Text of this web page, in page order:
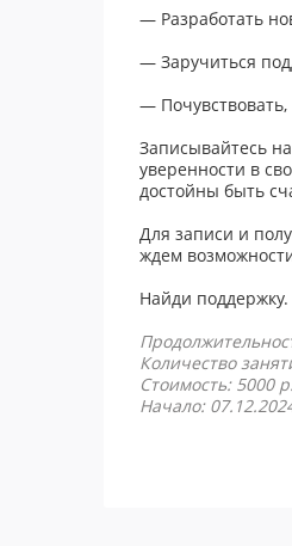
— Разработать
— Заручиться
—
Записывайтесь
уверенности в
достойны быть
Для записи и
ждем
Найди
Количество
Стоимость: 5000 p.
Начало: